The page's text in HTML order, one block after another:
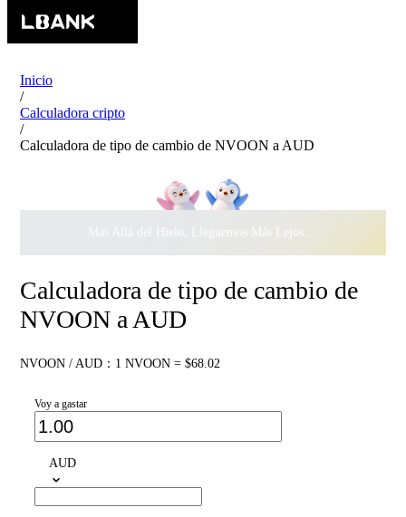
Inicio
/
Calculadora cripto
/
Calculadora de tipo de cambio de NVOON a AUD
Más Allá del Hielo, Lleguemos Más Lejos Juntos ·
Calculadora de tipo de cambio de
NVOON a AUD
NVOON / AUD：1 NVOON = $68.02
Voy a gastar
AUD